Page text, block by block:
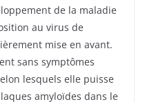
de la maladie
au virus de
mise en avant.
sans symptômes
lesquels elle puisse
amyloïdes dans le